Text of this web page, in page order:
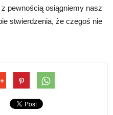
pewnością osiągniemy nasz
stwierdzenia, że czegoś nie